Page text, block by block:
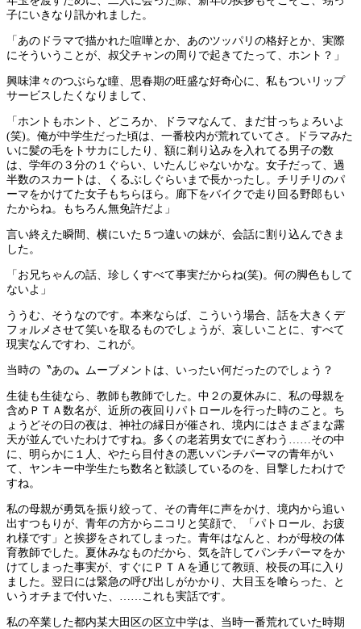
子にいきなり訊かれました。
「あのドラマで描かれた喧嘩とか、あのツッパリの格好とか、実際
にそういうことが、叔父チャンの周りで起きてたって、ホント？」
興味津々のつぶらな瞳、思春期の旺盛な好奇心に、私もついリップ
サービスしたくなりまして、
「ホントもホント、どころか、ドラマなんて、まだ甘っちょろいよ
(笑)。俺が中学生だった頃は、一番校内が荒れていてさ。ドラマみた
いに髪の毛をトサカにしたり、額に剃り込みを入れてる男子の数
は、学年の３分の１ぐらい、いたんじゃないかな。女子だって、過
半数のスカートは、くるぶしぐらいまで長かったし。チリチリのパ
ーマをかけてた女子もちらほら。廊下をバイクで走り回る野郎もい
たからね。もちろん無免許だよ」
言い終えた瞬間、横にいた５つ違いの妹が、会話に割り込んできま
した。
「お兄ちゃんの話、珍しくすべて事実だからね(笑)。何の脚色もして
ないよ」
ううむ、そうなのです。本来ならば、こういう場合、話を大きくデ
フォルメさせて笑いを取るものでしょうが、哀しいことに、すべて
現実なんですわ、これが。
当時の〝あの〟ムーブメントは、いったい何だったのでしょう？
生徒も生徒なら、教師も教師でした。中２の夏休みに、私の母親を
含めＰＴＡ数名が、近所の夜回りパトロールを行った時のこと。ち
ょうどその日の夜は、神社の縁日が催され、境内にはさまざまな露
天が並んでいたわけですね。多くの老若男女でにぎわう……その中
に、明らかに１人、やたら目付きの悪いパンチパーマの青年がい
て、ヤンキー中学生たち数名と歓談しているのを、目撃したわけで
すね。
私の母親が勇気を振り絞って、その青年に声をかけ、境内から追い
出すつもりが、青年の方からニコリと笑顔で、「パトロール、お疲
れ様です」と挨拶をされてしまった。青年はなんと、わが母校の体
育教師でした。夏休みなものだから、気を許してパンチパーマをか
けてしまった事実が、すぐにＰＴＡを通じて教頭、校長の耳に入り
ました。翌日には緊急の呼び出しがかかり、大目玉を喰らった、と
いうオチまで付いた、……これも実話です。
私の卒業した都内某大田区の区立中学は、当時一番荒れていた時期